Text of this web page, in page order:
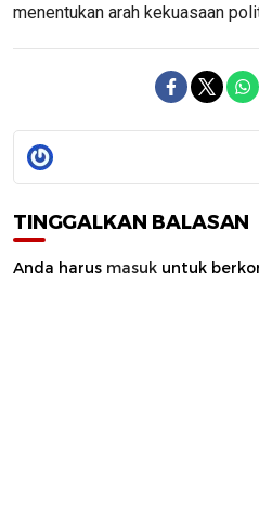
menentukan arah kekuasaan
TINGGALKAN BALASAN
Anda harus masuk untuk